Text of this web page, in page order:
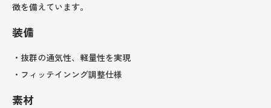
徴を備えています。
装備
・抜群の通気性、軽量性を実現
・フィッテインング調整仕様
素材